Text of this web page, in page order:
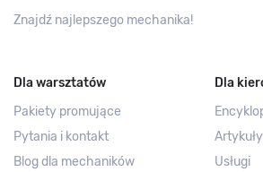
Znajdź najlepszego mechanika!
Dla warsztatów
Pakiety promujące
Pytania i kontakt
Blog dla mechaników
Dla
Artykuły
Usługi